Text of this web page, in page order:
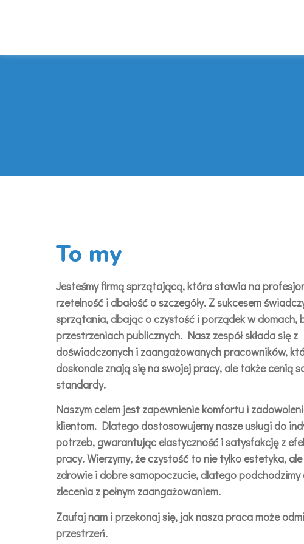
To my
Jesteśmy firmą sprzątającą, która stawia na
rzetelność i dbałość o szczegóły. Z sukcesem
sprzątania, dbając o czystość i porządek w domach,
przestrzeniach publicznych. Nasz zespół składa się z
doświadczonych i zaangażowanych pracowników,
doskonale znają się na swojej pracy, ale także cenią
standardy.
Naszym celem jest zapewnienie komfortu i
klientom. Dlatego dostosowujemy nasze usługi do
potrzeb, gwarantując elastyczność i satysfakcję z
pracy. Wierzymy, że czystość to nie tylko estetyka,
zdrowie i dobre samopoczucie, dlatego
zlecenia z pełnym zaangażowaniem.
Zaufaj nam i przekonaj się, jak nasza praca może
przestrzeń.